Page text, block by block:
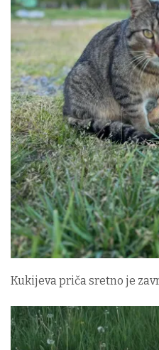
Kukijeva priča sretno je